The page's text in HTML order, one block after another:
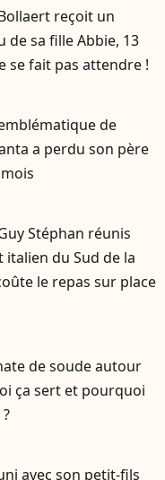
reçoit un
de sa fille Abbie, 13
se fait pas attendre !
de
a perdu son père
Stéphan réunis
du Sud de la
le repas sur place
de soude autour
ça sert et pourquoi
avec son petit-fils